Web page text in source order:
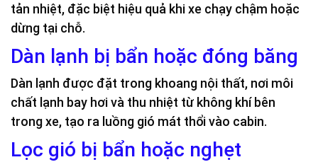
tản nhiệt, đặc biệt hiệu quả khi xe chạy chậm hoặc
dừng tại chỗ.
Dàn lạnh bị bẩn hoặc đóng băng
Dàn lạnh được đặt trong khoang nội thất, nơi môi
chất lạnh bay hơi và thu nhiệt từ không khí bên
trong xe, tạo ra luồng gió mát thổi vào cabin.
Lọc gió bị bẩn hoặc nghẹt